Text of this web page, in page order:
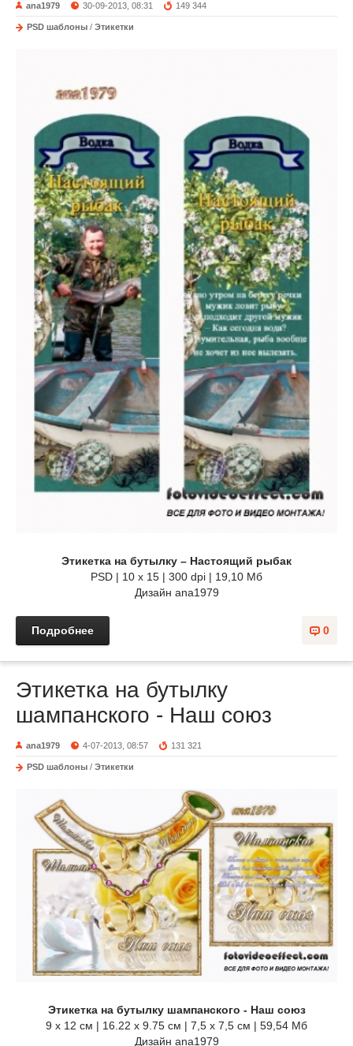
ana1979 30-09-2013, 08:31 149 344
PSD шаблоны / Этикетки
Этикетка на бутылку – Настоящий рыбак
PSD | 10 x 15 | 300 dpi | 19,10 Мб
Дизайн аnа1979
0
Подробнее
Этикетка на бутылку
шампанского - Наш союз
ana1979 4-07-2013, 08:57 131 321
PSD шаблоны / Этикетки
Этикетка на бутылку шампанского - Наш союз
9 х 12 см | 16.22 х 9.75 см | 7,5 х 7,5 см | 59,54 Мб
Дизайн ana1979